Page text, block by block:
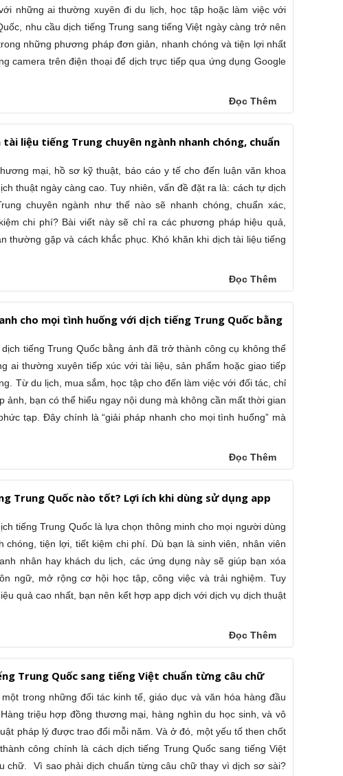
những ai thường xuyên đi du lịch, học tập hoặc làm việc với
nhu cầu dịch tiếng Trung sang tiếng Việt ngày càng trở nên
những phương pháp đơn giản, nhanh chóng và tiện lợi nhất
camera trên điện thoại để dịch trực tiếp qua ứng dụng Google
Đọc Thêm
liệu tiếng Trung chuyên ngành nhanh chóng, chuẩn
mại, hồ sơ kỹ thuật, báo cáo y tế cho đến luận văn khoa
thuật ngày càng cao. Tuy nhiên, vấn đề đặt ra là: cách tự dịch
chuyên ngành như thế nào sẽ nhanh chóng, chuẩn xác,
chi phí? Bài viết này sẽ chỉ ra các phương pháp hiệu quả,
thường gặp và cách khắc phục. Khó khăn khi dịch tài liệu tiếng
Đọc Thêm
cho mọi tình huống với dịch tiếng Trung Quốc bằng
dịch tiếng Trung Quốc bằng ảnh đã trở thành công cụ không thể
ai thường xuyên tiếp xúc với tài liệu, sản phẩm hoặc giao tiếp
Từ du lịch, mua sắm, học tập cho đến làm việc với đối tác, chỉ
ảnh, bạn có thể hiểu ngay nội dung mà không cần mất thời gian
tạp. Đây chính là “giải pháp nhanh cho mọi tình huống” mà
Đọc Thêm
Trung Quốc nào tốt? Lợi ích khi dùng sử dụng app
tiếng Trung Quốc là lựa chọn thông minh cho mọi người dùng
chóng, tiện lợi, tiết kiệm chi phí. Dù bạn là sinh viên, nhân viên
nhân hay khách du lịch, các ứng dụng này sẽ giúp bạn xóa
ngữ, mở rộng cơ hội học tập, công việc và trải nghiệm. Tuy
quả cao nhất, bạn nên kết hợp app dịch với dịch vụ dịch thuật
Đọc Thêm
Trung Quốc sang tiếng Việt chuẩn từng câu chữ
trong những đối tác kinh tế, giáo dục và văn hóa hàng đầu
triệu hợp đồng thương mại, hàng nghìn du học sinh, và vô
pháp lý được trao đổi mỗi năm. Và ở đó, một yếu tố then chốt
công chính là cách dịch tiếng Trung Quốc sang tiếng Việt
chữ. Vì sao phải dịch chuẩn từng câu chữ thay vì dịch sơ sài?